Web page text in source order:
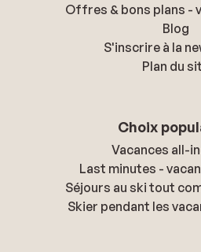
Offres & bons plans -
Blog
S'inscrire à la
Plan du
Choix
Vacances all-
Last minutes -
Séjours au ski tout
Skier pendant les